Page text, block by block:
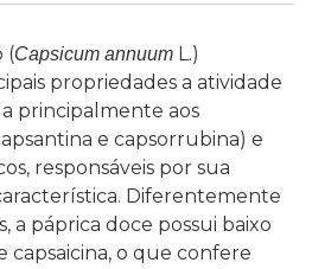
(Capsicum annuum L.)
propriedades a atividade
principalmente aos
e capsorrubina) e
responsáveis por sua
Diferentemente
a páprica doce possui baixo
o que confere